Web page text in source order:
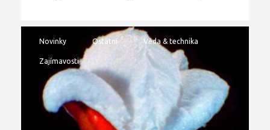
Novinky Ostatní Věda & technika
Zajímavosti